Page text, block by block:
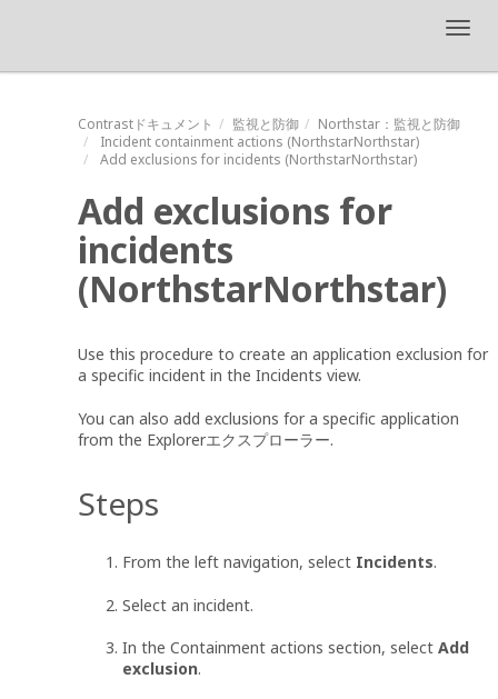
Contrastドキュメント 監視と防御 Northstar ：監視と防御
Incident containment actions (NorthstarNorthstar)
Add exclusions for incidents (NorthstarNorthstar)
Add exclusions for
incidents
(NorthstarNorthstar)
Use this procedure to create an application exclusion for
a specific incident in the Incidents view.
You can also add exclusions for a specific application
from the Explorerエクスプローラー.
Steps
From the left navigation, select Incidents.
Select an incident.
In the Containment actions section, select Add
exclusion.